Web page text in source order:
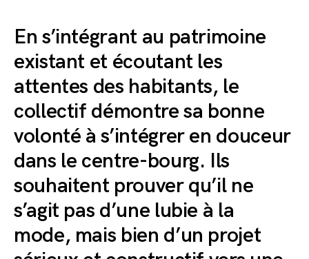
En s’intégrant au patrimoine
existant et écoutant les
attentes des habitants, le
collectif démontre sa bonne
volonté à s’intégrer en douceur
dans le centre-bourg. Ils
souhaitent prouver qu’il ne
s’agit pas d’une lubie à la
mode, mais bien d’un projet